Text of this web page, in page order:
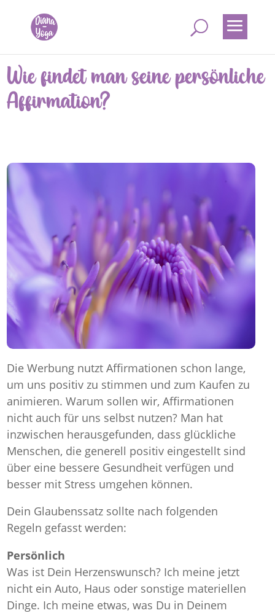
Wie findet man seine persönliche
Affirmation?
Die Werbung nutzt Affirmationen schon lange,
um uns positiv zu stimmen und zum Kaufen zu
animieren. Warum sollen wir, Affirmationen
nicht auch für uns selbst nutzen? Man hat
inzwischen herausgefunden, dass glückliche
Menschen, die generell positiv eingestellt sind
über eine bessere Gesundheit verfügen und
besser mit Stress umgehen können.
Dein Glaubenssatz sollte nach folgenden
Regeln gefasst werden:
Persönlich
Was ist Dein Herzenswunsch? Ich meine jetzt
nicht ein Auto, Haus oder sonstige materiellen
Dinge. Ich meine etwas, was Du in Deinem